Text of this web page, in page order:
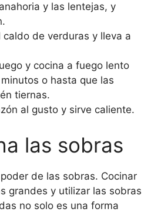
y las lentejas, y
caldo de verduras y lleva a
y cocina a fuego lento
o hasta que las
tiernas.
al gusto y sirve caliente.
las sobras
de las sobras. Cocinar
grandes y utilizar las sobras
no solo es una forma